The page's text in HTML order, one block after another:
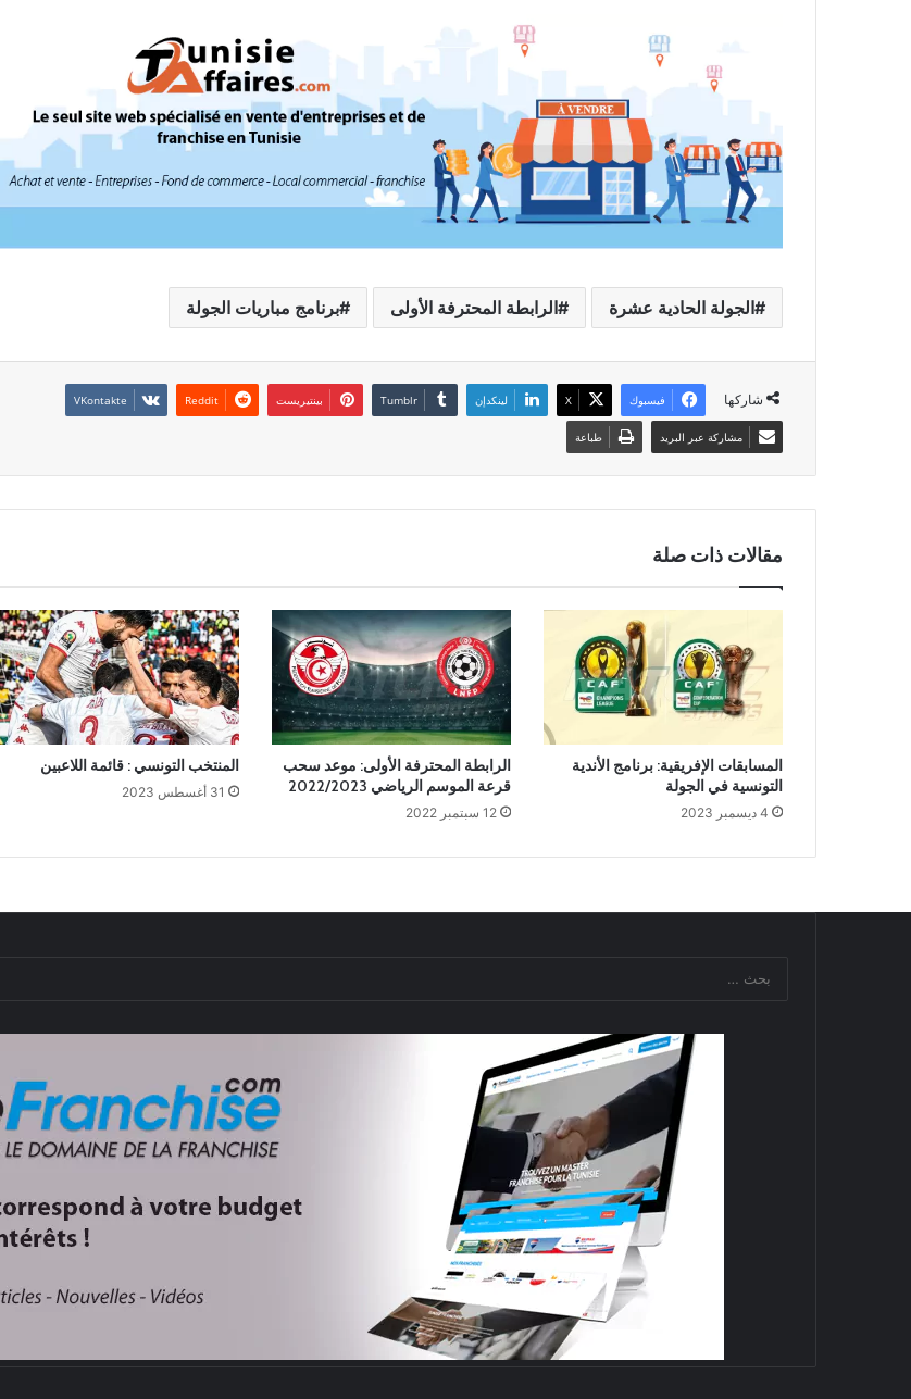
الجولة الحادية عشرة الرابطة المحترفة الأولى برنامج مباريات الجولة
شاركها فيسبوك ‫X لينكدإن بينتيريست
مشاركة عبر البريد طباعة
مقالات ذات صلة
المسابقات الإفريقية: برنامج الأندية
التونسية في الجولة
4 ديسمبر 2023
الرابطة المحترفة الأولى: موعد سحب
قرعة الموسم الرياضي 2022/2023
12 سبتمبر 2022
المنتخب التونسي : قائمة اللاعبين
31 أغسطس 2023